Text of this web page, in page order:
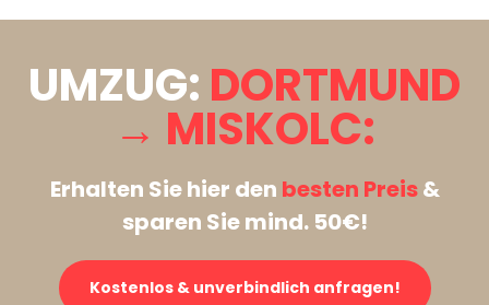
UMZUG: DORTMUND
→ MISKOLC:
Erhalten Sie hier den besten Preis&
sparen Sie mind. 50€!
Kostenlos & unverbindlich anfragen!